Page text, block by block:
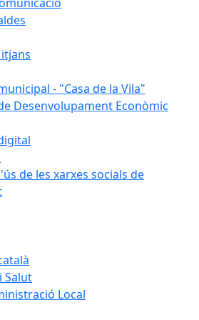
- "Casa de la Vila"
Desenvolupament Econòmic
de les xarxes socials de
Salut
Local